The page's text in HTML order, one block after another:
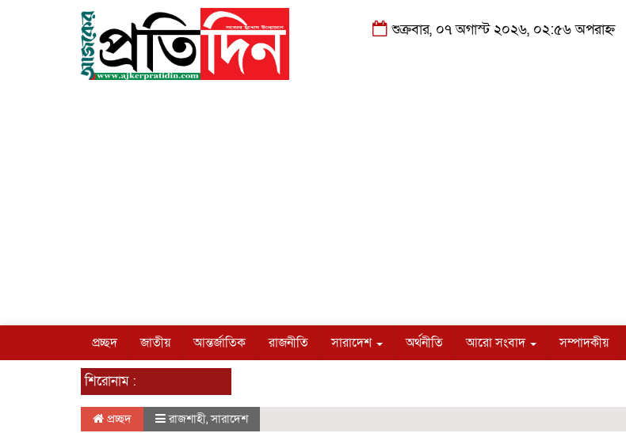
শুক্রবার, ০৭ অগাস্ট ২০২৬, ০২:৫৬ অপরাহ্ন
প্রচ্ছদ জাতীয় আন্তর্জাতিক রাজনীতি সারাদেশ অর্থনীতি আরো সংবাদ সম্পাদকীয়
শিরোনাম :
প্রচ্ছদ রাজশাহী,সারাদেশ